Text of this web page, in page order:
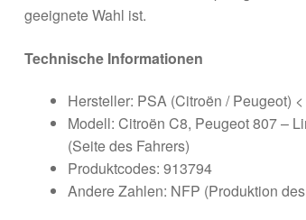
geeignete Wahl ist.
Technische Informationen
Hersteller: PSA (Citroën / Peugeot) <
Modell: Citroën C8, Peugeot 807 –
(Seite des Fahrers)
Produktcodes: 913794
Andere Zahlen: NFP (Produktion